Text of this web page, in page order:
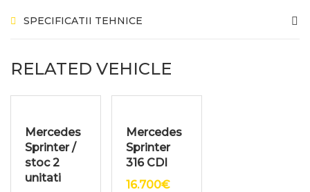
SPECIFICATII TEHNICE
RELATED VEHICLE
Mercedes
Sprinter /
stoc 2
unitati
Mercedes
Sprinter
316 CDI
16.700€